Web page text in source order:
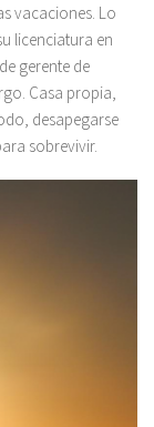
vacaciones. Lo
licenciatura en
gerente de
Casa propia,
desapegarse
sobrevivir.